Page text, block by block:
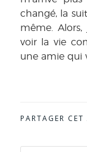
changé, la
même.
voir la vie
une amie qui
PARTAGER CET